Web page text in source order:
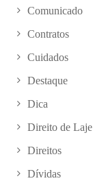
Comunicado
Contratos
Cuidados
Destaque
Dica
Direito de Laje
Direitos
Dívidas